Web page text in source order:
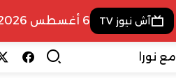
آش نيوز TV 6 أغسطس 2026 22:03
مع نورا